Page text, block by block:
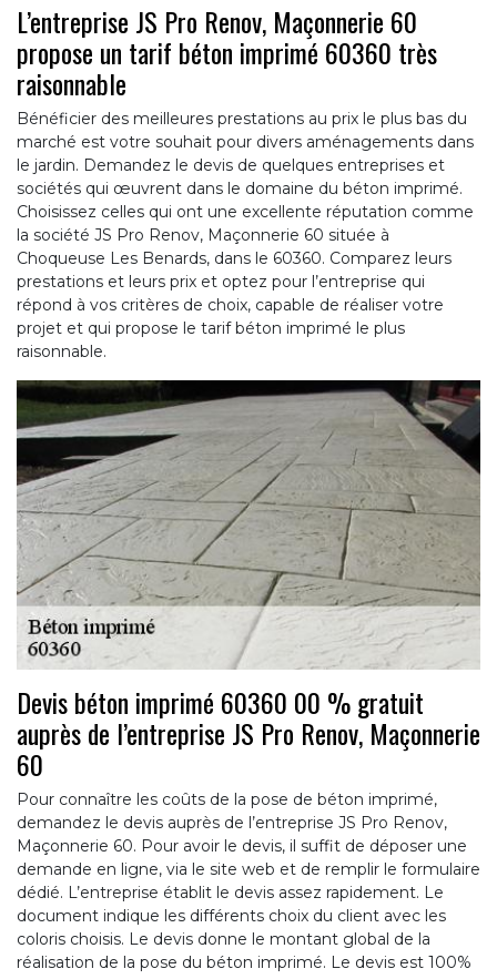
L’entreprise JS Pro Renov, Maçonnerie 60
propose un tarif béton imprimé 60360 très
raisonnable
Bénéficier des meilleures prestations au prix le plus bas du
marché est votre souhait pour divers aménagements dans
le jardin. Demandez le devis de quelques entreprises et
sociétés qui œuvrent dans le domaine du béton imprimé.
Choisissez celles qui ont une excellente réputation comme
la société JS Pro Renov, Maçonnerie 60 située à
Choqueuse Les Benards, dans le 60360. Comparez leurs
prestations et leurs prix et optez pour l’entreprise qui
répond à vos critères de choix, capable de réaliser votre
projet et qui propose le tarif béton imprimé le plus
raisonnable.
Devis béton imprimé 60360 00 % gratuit
auprès de l’entreprise JS Pro Renov, Maçonnerie
60
Pour connaître les coûts de la pose de béton imprimé,
demandez le devis auprès de l’entreprise JS Pro Renov,
Maçonnerie 60. Pour avoir le devis, il suffit de déposer une
demande en ligne, via le site web et de remplir le formulaire
dédié. L’entreprise établit le devis assez rapidement. Le
document indique les différents choix du client avec les
coloris choisis. Le devis donne le montant global de la
réalisation de la pose du béton imprimé. Le devis est 100%